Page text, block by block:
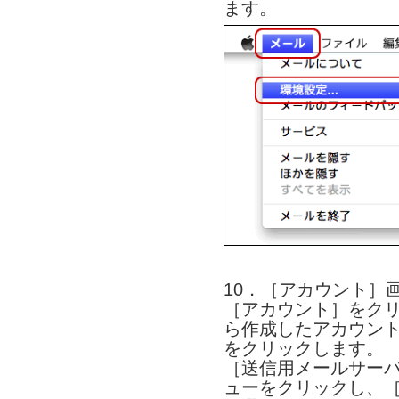
ます。
10．［アカウント］
［アカウント］をク
ら作成したアカウン
をクリックします。
［送信用メールサー
ューをクリックし、